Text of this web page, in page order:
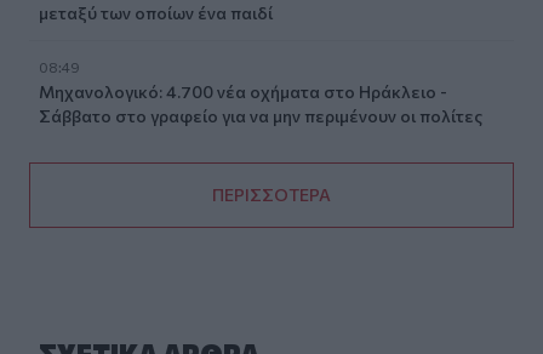
μεταξύ των οποίων ένα παιδί
08:49
Μηχανολογικό: 4.700 νέα οχήματα στο Ηράκλειο -
Σάββατο στο γραφείο για να μην περιμένουν οι πολίτες
ΠΕΡΙΣΣΟΤΕΡΑ